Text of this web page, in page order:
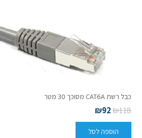
כבל רשת CAT6A מסוכך 30 מטר
₪118
₪92
הוספה לסל